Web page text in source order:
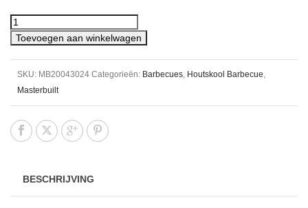
Toevoegen aan winkelwagen
SKU: MB20043024 Categorieën: Barbecues, Houtskool Barbecue,
Masterbuilt
BESCHRIJVING